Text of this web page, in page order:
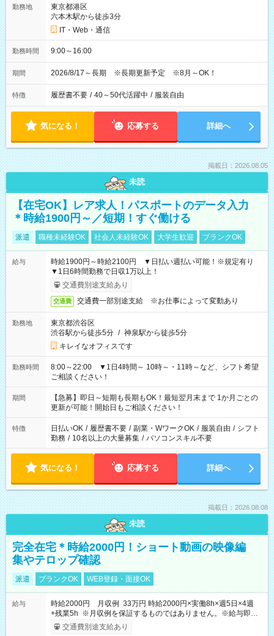
勤務地
東京都港区
六本木駅から徒歩3分
IT・Web・通信
勤務時間 9:00～16:00
期間 2026/8/17～長期 ※長期更新予定 ※8月～OK！
特徴 履歴書不要 / 40～50代活躍中 / 服装自由
気になる！ 応募する 詳細へ
掲載日：2026.08.05
未読
【在宅OK】レア求人！パスポートのデータ入力
＊時給1900円～／短期！すぐ働ける
派遣 職種未経験OK 社会人未経験OK 大学生歓迎 ブランクOK
給与
時給1900円～時給2100円 ▼日払い週払い可能！※規定有り
▼1日6時間勤務で日収1万以上！
交通費別途支給あり
交通費 交通費一部別途支給 ※お仕事によって変動あり
勤務地
東京都渋谷区
渋谷駅から徒歩5分 / 神泉駅から徒歩5分
キレイなオフィスです
勤務時間
8:00～22:00 ▼1日4時間～ 10時～・11時～など、シフト希望
ご相談ください！
期間
【急募】即日～短期も長期もOK！最短翌月末まで 1か月ごとの
更新が可能！開始日もご相談ください！
特徴 日払いOK / 履歴書不要 / 副業・WワークOK / 服装自由 / シフト
勤務 / 10名以上の大量募集 / パソコンスキル不要
気になる！ 応募する 詳細へ
掲載日：2026.08.08
未読
完全在宅＊時給2000円！ショート動画の映像編
集やテロップ確認
派遣 ブランクOK WEB登録・面接OK
給与
時給2000円 月収例 33万円 時給2000円×実働8h×週5日×4週
+残業5h ※月収例を保証するものではありません。※給与即受
取りサービス利用可（利用条件有）
交通費別途支給あり